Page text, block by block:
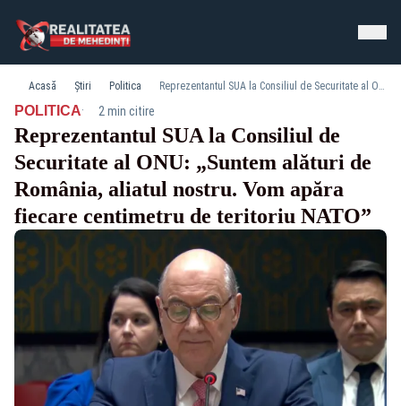
Acasă Știri Politica Reprezentantul SUA la Consiliul de Securitate al ONU: „Suntem alături de România, aliatul nostru. Vom apăra fiecare centimetru de teritoriu NATO”
POLITICA· 2 min citire
Reprezentantul SUA la Consiliul de
Securitate al ONU: „Suntem alături de
România, aliatul nostru. Vom apăra
fiecare centimetru de teritoriu NATO”